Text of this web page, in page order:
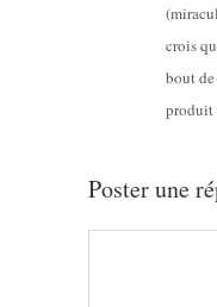
crois
bout
produit
Poster une